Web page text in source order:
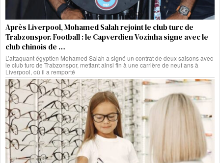
Après Liverpool, Mohamed Salah rejoint le club turc de
Trabzonspor. Football : le Capverdien Vozinha signe avec le
club chinois de …
L’attaquant égyptien Mohamed Salah a signé un contrat de deux saisons avec
le club turc de Trabzonspor, mettant ainsi fin à une carrière de neuf ans à
Liverpool, où il a remporté